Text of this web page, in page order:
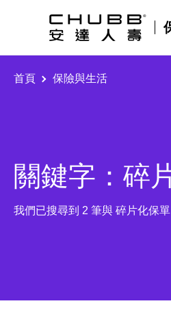
首頁 保險與生活
關鍵字：碎
我們已搜尋到 2 筆與 碎片化保單